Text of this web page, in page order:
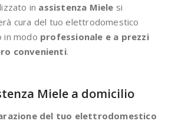
in assistenza Miele si
cura del tuo elettrodomestico
in modo professionale e a prezzi
convenienti.
Miele a domicilio
del tuo elettrodomestico